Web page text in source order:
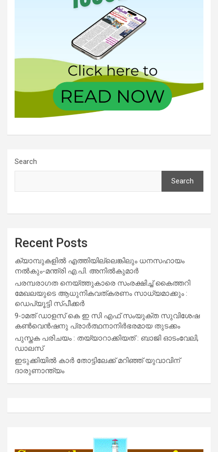
Search
Search
Recent Posts
ക്യാമ്പുകളിൽ എത്തിയില്ലെങ്കിലും ധനസഹായം
നൽകും-മന്ത്രി എ.പി. അനിൽകുമാർ
പരമ്പരാഗത നെയ്ത്തുകാരെ സംരക്ഷിച്ച് കൈത്തറി
മേഖലയുടെ ആധുനികവത്കരണം സാധ്യമാക്കും :
ഡെപ്യൂട്ടി സ്പീക്കർ
9-ാമത് ഡാളസ് കെ ഇ സി എഫ് സംയുക്ത സുവിശേഷ
കൺവെൻഷനു പ്രാർത്ഥനാനിർഭരമായ തുടക്കം
പുസ്തക പരിചയം : തയ്യാറാക്കിയത് : ബാജി ഓടംവേലി,
ഡാലസ്
ഇടുക്കിയിൽ കാർ തോട്ടിലേക്ക് മറിഞ്ഞ് യുവാവിന്
ദാരുണാന്ത്യം